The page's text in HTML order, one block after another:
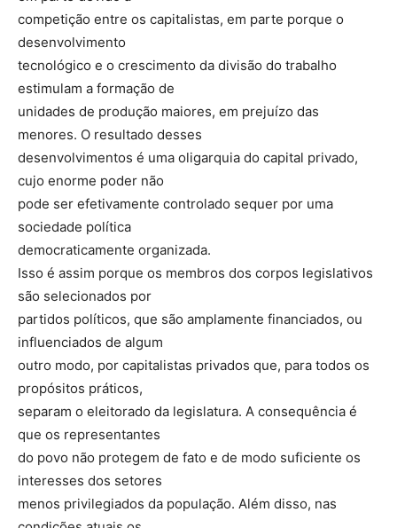
competição entre os capitalistas, em parte porque o
desenvolvimento
tecnológico e o crescimento da divisão do trabalho
estimulam a formação de
unidades de produção maiores, em prejuízo das
menores. O resultado desses
desenvolvimentos é uma oligarquia do capital privado,
cujo enorme poder não
pode ser efetivamente controlado sequer por uma
sociedade política
democraticamente organizada.
Isso é assim porque os membros dos corpos legislativos
são selecionados por
partidos políticos, que são amplamente financiados, ou
influenciados de algum
outro modo, por capitalistas privados que, para todos os
propósitos práticos,
separam o eleitorado da legislatura. A consequência é
que os representantes
do povo não protegem de fato e de modo suficiente os
interesses dos setores
menos privilegiados da população. Além disso, nas